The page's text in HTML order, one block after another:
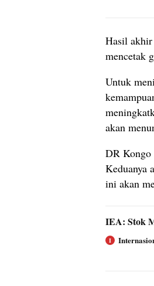
Hasil
mencetak
Untuk
akan
DR Kongo
Keduanya
ini akan
IEA: Stok
I